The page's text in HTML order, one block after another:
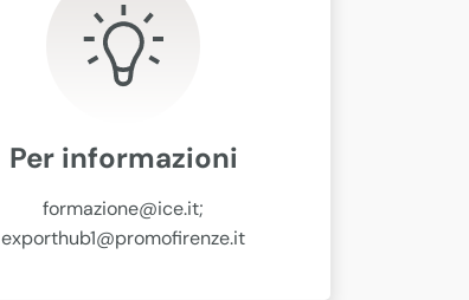
Per informazioni
formazione@ice.it;
exporthub1@promofirenze.it